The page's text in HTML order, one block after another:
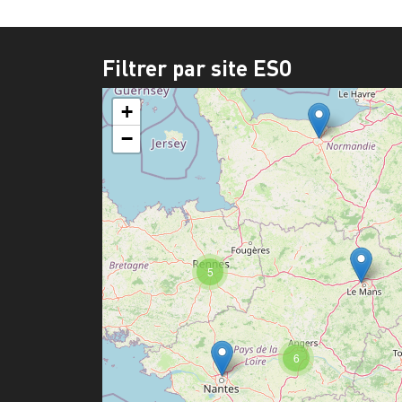
Filtrer par site ESO
6
5
+
−